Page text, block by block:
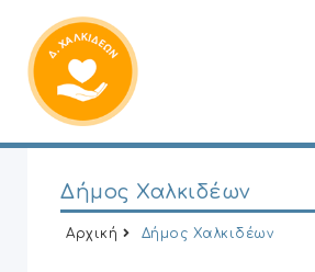
Δήμος Χαλκιδέων
Αρχική Δήμος Χαλκιδέων